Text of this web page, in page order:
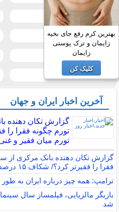
قیمت دلار
قیمت موبایل
قیمت تبلت
تیتر روزنامه ها
آخرین اخبار ایران و جهان
گزارش تکان‌ دهنده
تورم میان فقیر و
گزارش تکان‌ دهنده بانک مرکزی از
فقرا را فقیرتر کرد؟/ شکاف ۱۵ درصدی تورم میان فقیر و غنی
ترامپ: همه چیز درباره ایران به
بازیگر مالزیایی، فیلمساز سال
شد
بهترین کرم رفع جای بخیه
زایمان و ترک پوستی
زایمان
کلیک کن